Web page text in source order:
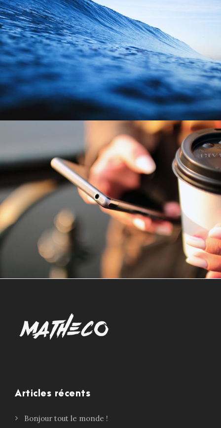
6 juin 2016 ByGuillaume Matheco
Guillaume Matheco
Guillaume Matheco
Articles récents
Bonjour tout le monde !